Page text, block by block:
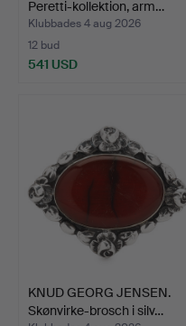
Peretti-kollektion, arm…
Klubbades 4 aug 2026
12 bud
541 USD
KNUD GEORG JENSEN.
Skønvirke-brosch i silv…